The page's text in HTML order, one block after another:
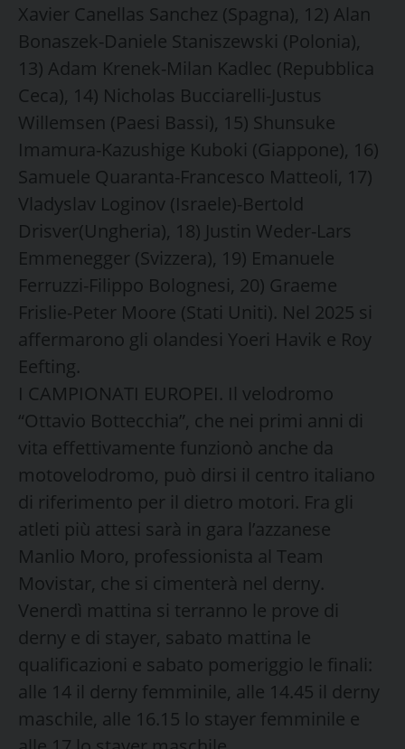
Xavier Canellas Sanchez (Spagna), 12) Alan
Bonaszek-Daniele Staniszewski (Polonia),
13) Adam Krenek-Milan Kadlec (Repubblica
Ceca), 14) Nicholas Bucciarelli-Justus
Willemsen (Paesi Bassi), 15) Shunsuke
Imamura-Kazushige Kuboki (Giappone), 16)
Samuele Quaranta-Francesco Matteoli, 17)
Vladyslav Loginov (Israele)-Bertold
Drisver(Ungheria), 18) Justin Weder-Lars
Emmenegger (Svizzera), 19) Emanuele
Ferruzzi-Filippo Bolognesi, 20) Graeme
Frislie-Peter Moore (Stati Uniti). Nel 2025 si
affermarono gli olandesi Yoeri Havik e Roy
Eefting.
I CAMPIONATI EUROPEI. Il velodromo
“Ottavio Bottecchia”, che nei primi anni di
vita effettivamente funzionò anche da
motovelodromo, può dirsi il centro italiano
di riferimento per il dietro motori. Fra gli
atleti più attesi sarà in gara l’azzanese
Manlio Moro, professionista al Team
Movistar, che si cimenterà nel derny.
Venerdì mattina si terranno le prove di
derny e di stayer, sabato mattina le
qualificazioni e sabato pomeriggio le finali:
alle 14 il derny femminile, alle 14.45 il derny
maschile, alle 16.15 lo stayer femminile e